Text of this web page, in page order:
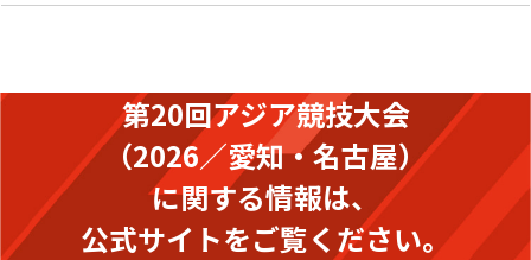
第20回アジア競技大会
（2026／愛知・名古屋）
に関する情報は、
公式サイトをご覧ください。